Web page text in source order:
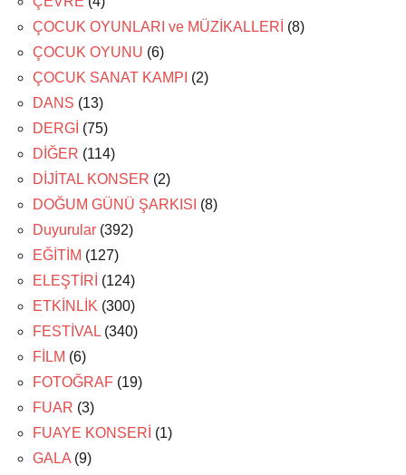
ÇOCUK OYUNLARI ve MÜZİKALLERİ (8)
ÇOCUK OYUNU (6)
ÇOCUK SANAT KAMPI (2)
DANS (13)
DERGİ (75)
DİĞER (114)
DİJİTAL KONSER (2)
DOĞUM GÜNÜ ŞARKISI (8)
Duyurular (392)
EĞİTİM (127)
ELEŞTİRİ (124)
ETKİNLİK (300)
FESTİVAL (340)
FİLM (6)
FOTOĞRAF (19)
FUAR (3)
FUAYE KONSERİ (1)
GALA (9)